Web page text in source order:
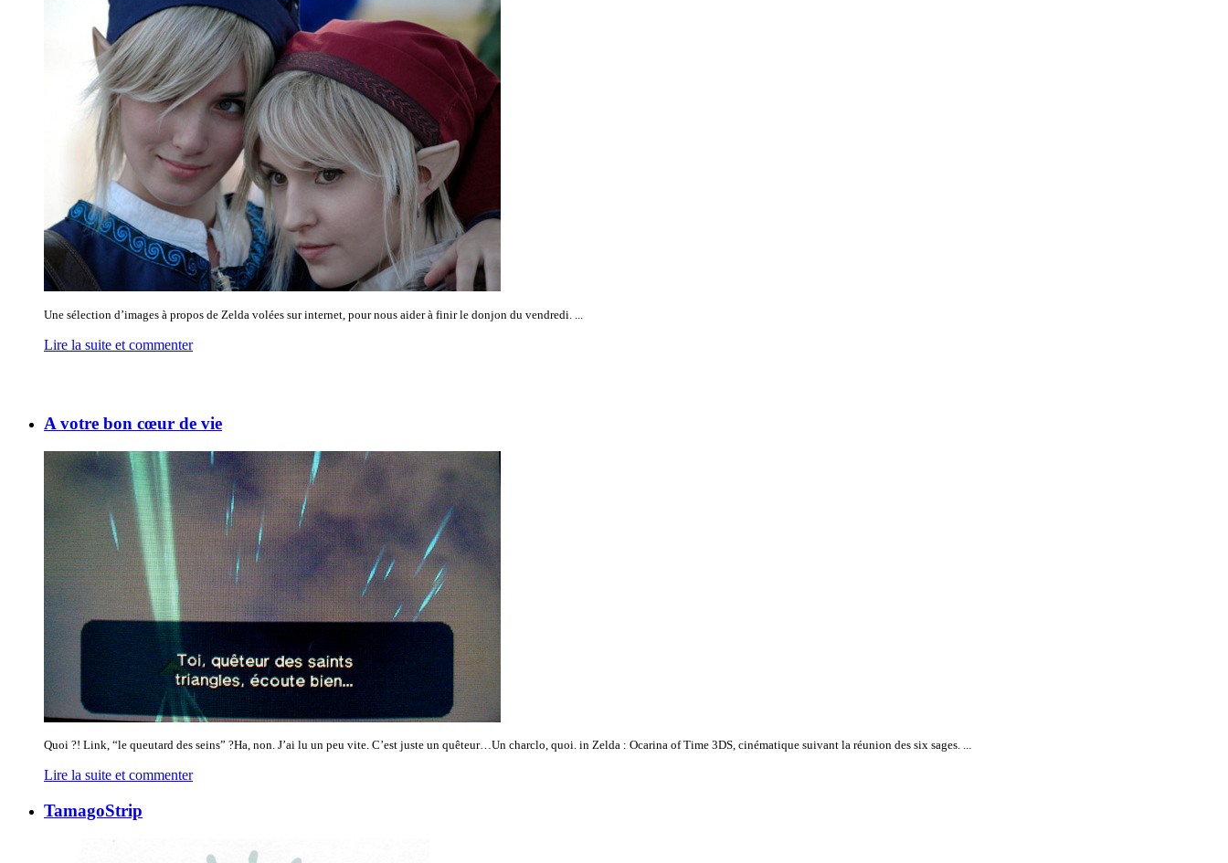
Une sélection d’images à propos de Zelda volées sur internet, pour nous aider à finir le donjon du vendredi. ...
Lire la suite et commenter
A votre bon cœur de vie
Quoi ?! Link, “le queutard des seins” ?Ha, non. J’ai lu un peu vite. C’est juste un quêteur…Un charclo, quoi. in Zelda : Ocarina of Time 3DS, cinématique suivant la réunion des six sages. ...
Lire la suite et commenter
TamagoStrip